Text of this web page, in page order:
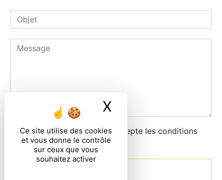
Ce site utilise des cookies
et vous donne le contrôle
sur ceux que vous
souhaitez activer
X
En cochant cette case, j'accepte les conditions
particulières ci-dessous **